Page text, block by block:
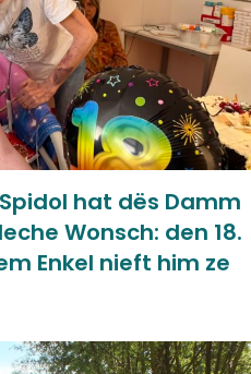
hat dës Damm
Wonsch: den 18.
Enkel nieft him ze